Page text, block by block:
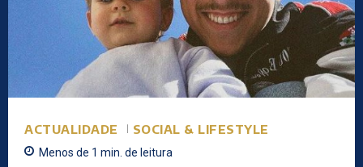
ACTUALIDADE SOCIAL & LIFESTYLE
Menos de 1 min. de leitura